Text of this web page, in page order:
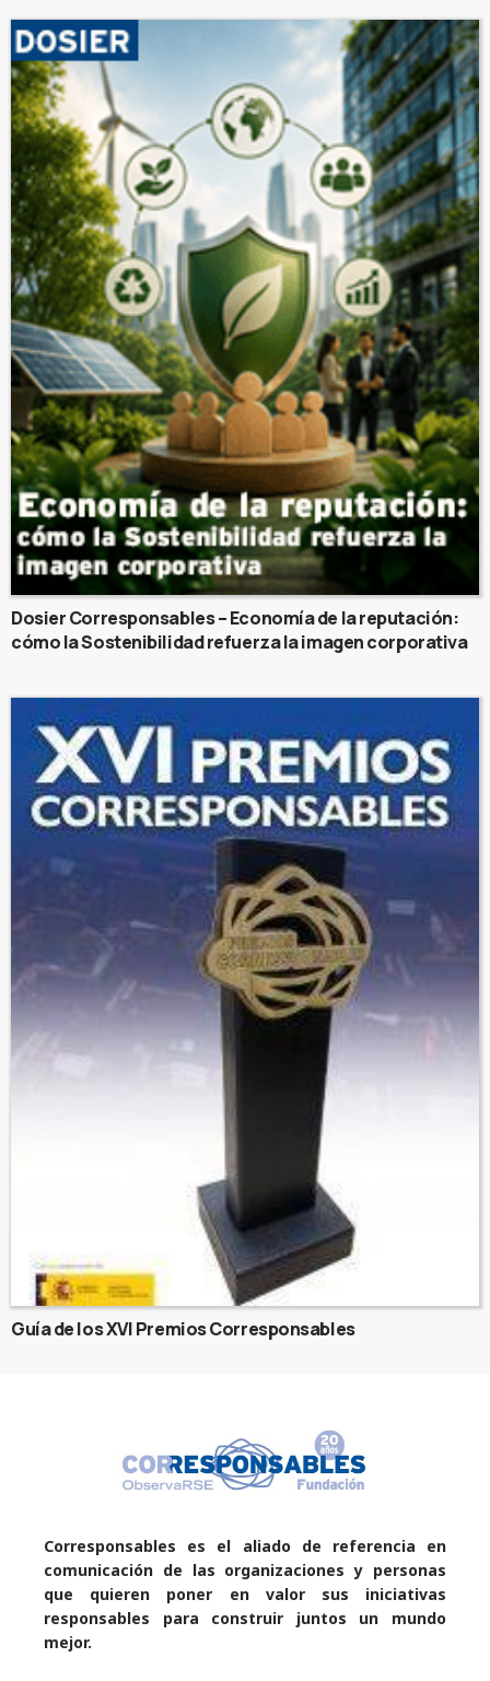
Dosier Corresponsables – Economía de la reputación:
cómo la Sostenibilidad refuerza la imagen corporativa
Guía de los XVI Premios Corresponsables
Corresponsables es el aliado de referencia en
comunicación de las organizaciones y personas
que quieren poner en valor sus iniciativas
responsables para construir juntos un mundo
mejor.